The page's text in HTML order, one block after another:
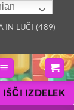
IN LUČI (489)
IŠČI IZDELEK